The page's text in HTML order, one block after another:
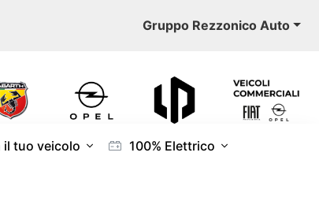
Gruppo Rezzonico Auto
il tuo veicolo 100% Elettrico